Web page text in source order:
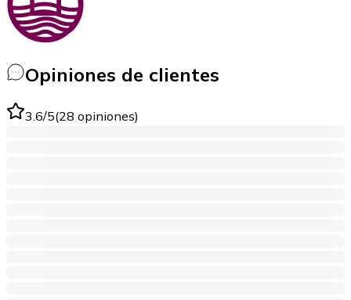
Opiniones de clientes
3.6/5(28 opiniones)